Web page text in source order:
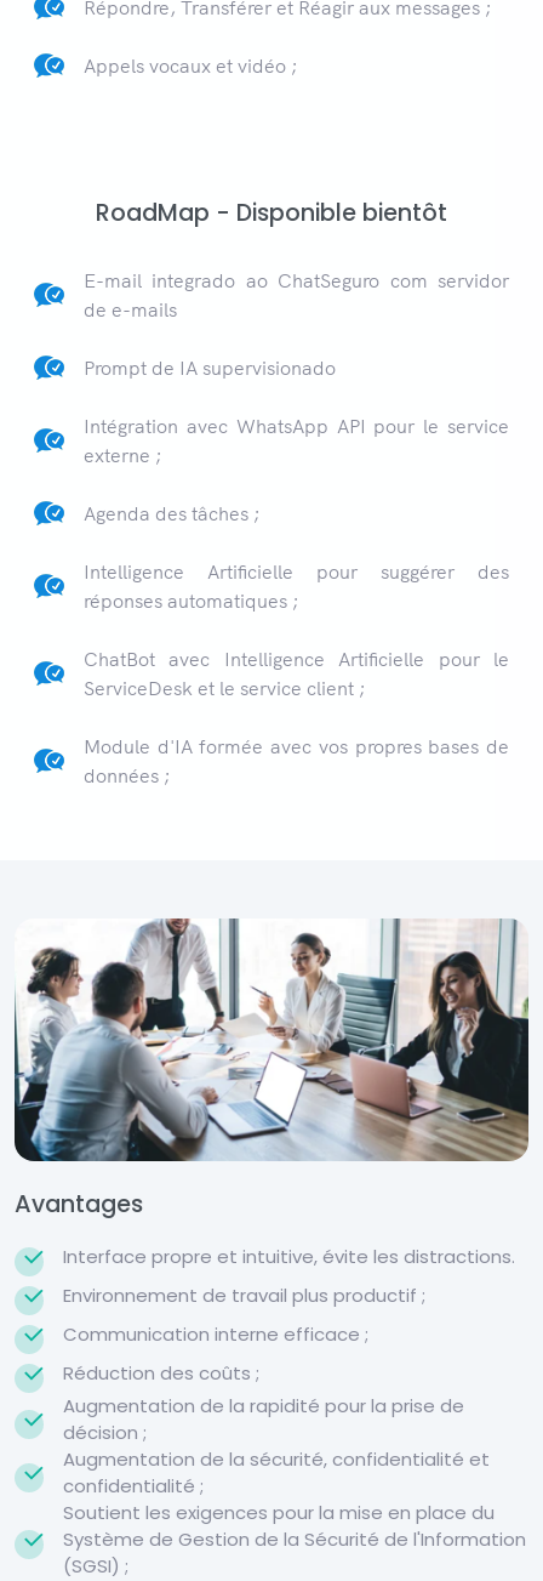
Répondre, Transférer et Réagir aux messages ;
Appels vocaux et vidéo ;
RoadMap - Disponible bientôt
E-mail integrado ao ChatSeguro com servidor
de e-mails
Prompt de IA supervisionado
Intégration avec WhatsApp API pour le service
externe ;
Agenda des tâches ;
Intelligence Artificielle pour suggérer des
réponses automatiques ;
ChatBot avec Intelligence Artificielle pour le
ServiceDesk et le service client ;
Module d'IA formée avec vos propres bases de
données ;
Avantages
Interface propre et intuitive, évite les distractions.
Environnement de travail plus productif ;
Communication interne efficace ;
Réduction des coûts ;
Augmentation de la rapidité pour la prise de
décision ;
Augmentation de la sécurité, confidentialité et
confidentialité ;
Soutient les exigences pour la mise en place du
Système de Gestion de la Sécurité de l'Information
(SGSI) ;